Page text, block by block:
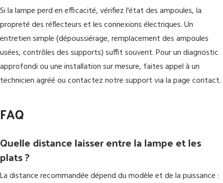
Si la lampe perd en efficacité, vérifiez l'état des ampoules, la
propreté des réflecteurs et les connexions électriques. Un
entretien simple (dépoussiérage, remplacement des ampoules
usées, contrôles des supports) suffit souvent. Pour un diagnostic
approfondi ou une installation sur mesure, faites appel à un
technicien agréé ou contactez notre support via la page contact.
FAQ
Quelle distance laisser entre la lampe et les
plats ?
La distance recommandée dépend du modèle et de la puissance :